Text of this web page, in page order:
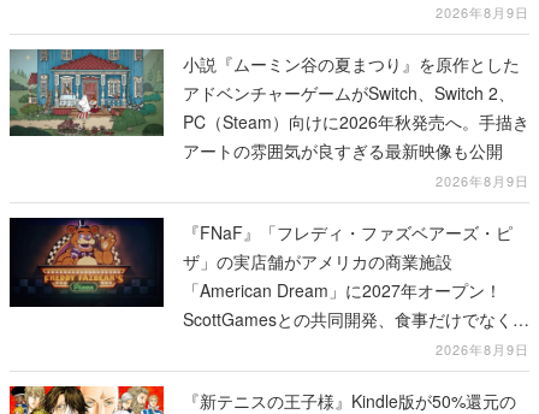
2026年8月9日
小説『ムーミン谷の夏まつり』を原作とした
アドベンチャーゲームがSwitch、Switch 2、
PC（Steam）向けに2026年秋発売へ。手描き
アートの雰囲気が良すぎる最新映像も公開
2026年8月9日
『FNaF』「フレディ・ファズベアーズ・ピ
ザ」の実店舗がアメリカの商業施設
「American Dream」に2027年オープン！
ScottGamesとの共同開発、食事だけでなくス
テージショーや没入型のホラー体験も楽しめ
る
2026年8月9日
『新テニスの王子様』Kindle版が50%還元の